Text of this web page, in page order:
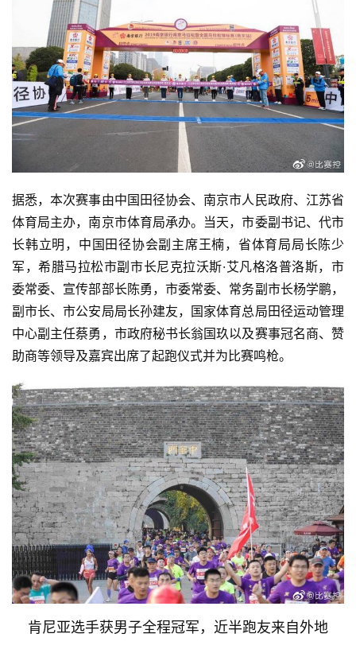
据悉，本次赛事由中国田径协会、南京市人民政府、江苏省
体育局主办，南京市体育局承办。当天，市委副书记、代市
长韩立明，中国田径协会副主席王楠，省体育局局长陈少
军，希腊马拉松市副市长尼克拉沃斯·艾凡格洛普洛斯，市
委常委、宣传部部长陈勇，市委常委、常务副市长杨学鹏，
副市长、市公安局局长孙建友，国家体育总局田径运动管理
中心副主任蔡勇，市政府秘书长翁国玖以及赛事冠名商、赞
助商等领导及嘉宾出席了起跑仪式并为比赛鸣枪。
肯尼亚选手获男子全程冠军，近半跑友来自外地